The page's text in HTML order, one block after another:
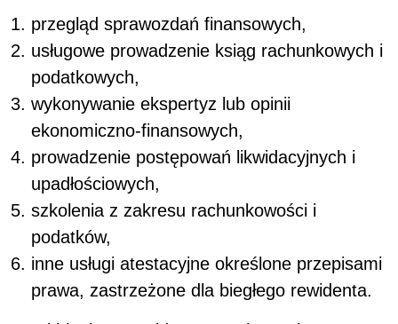
przegląd sprawozdań finansowych,
usługowe prowadzenie ksiąg rachunkowych i
podatkowych,
wykonywanie ekspertyz lub opinii
ekonomiczno-finansowych,
prowadzenie postępowań likwidacyjnych i
upadłościowych,
szkolenia z zakresu rachunkowości i
podatków,
inne usługi atestacyjne określone przepisami
prawa, zastrzeżone dla biegłego rewidenta.